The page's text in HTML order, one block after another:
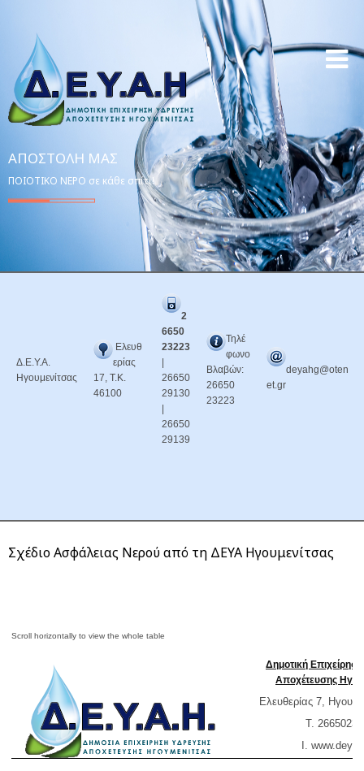
ΑΠΟΣΤΟΛΉ ΜΑΣ
ΠΟΙΟΤΙΚΟ ΝΕΡΟ σε κάθε σπίτι!
Δ.Ε.Υ.Α.
Ηγουμενίτσας
Ελευθ
ερίας
17, Τ.Κ.
46100
2
6650
23223
26650
29130
26650
29139
Τηλέ
φωνο
Βλαβών:
26650
23223
deyahg@oten
et.gr
Σχέδιο Ασφάλειας Νερού από τη ΔΕΥΑ Ηγουμενίτσας
Δημοτική
Αποχέτευσης
Ελευθερίας 7,
T.
Ι. www.